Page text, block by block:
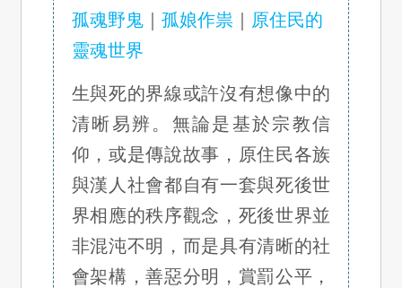
孤魂野鬼｜ 孤娘作祟｜ 原住民的
靈魂世界
生與死的界線或許沒有想像中的
清晰易辨。無論是基於宗教信
仰，或是傳說故事，原住民各族
與漢人社會都自有一套與死後世
界相應的秩序觀念，死後世界並
非混沌不明，而是具有清晰的社
會架構，善惡分明，賞罰公平，